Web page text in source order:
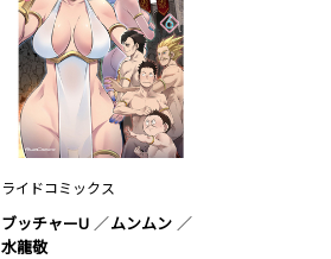
ライドコミックス
ブッチャーU
ムンムン
水龍敬